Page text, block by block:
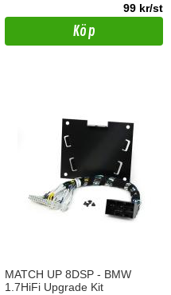
99 kr/st
Köp
MATCH UP 8DSP - BMW
1.7HiFi Upgrade Kit